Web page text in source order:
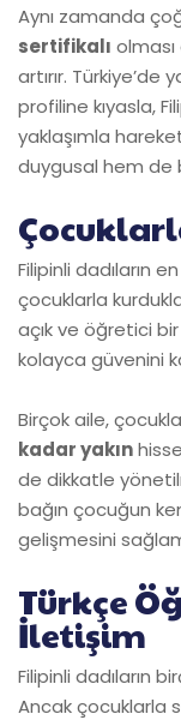
Aynı zamanda
sertifikalı
artırır. Türkiye’de
profiline kıyasla,
yaklaşımla
duygusal hem de
Filipinli dadıların
çocuklarla
açık ve öğretici bir
kolayca güvenini
Birçok aile,
kadar yakın
de dikkatle
bağın çocuğun
gelişmesini
Türkçe
İletişim
Filipinli dadıların
Ancak çocuklarla